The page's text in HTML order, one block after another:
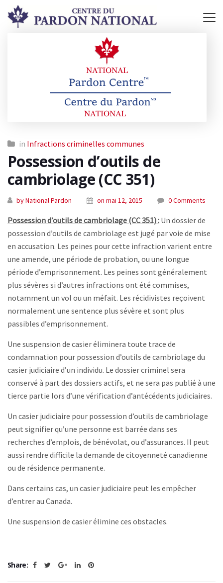
in Infractions criminelles communes
Possession d’outils de
cambriolage (CC 351)
by National Pardon on mai 12, 2015 0 Comments
Possession d’outils de cambriolage (CC 351) : Un dossier de
possession d’outils de cambriolage est jugé par voie de mise
en accusation. Les peines pour cette infraction varient entre
une amende, une période de probation, ou une longue
période d’emprisonnement. Les peines sont généralement
plus sévères si d’autres infractions ont été commises,
notamment un vol ou un méfait. Les récidivistes reçoivent
normalement une sentence plus sévère et sont plus
passibles d’emprisonnement.
Une suspension de casier éliminera toute trace de
condamnation pour possession d’outils de cambriolage du
casier judiciaire d’un individu. Le dossier criminel sera
conservé à part des dossiers actifs, et ne sera pas publié à une
tierce partie lors d’une vérification d’antécédents judiciaires.
Un casier judiciaire pour possession d’outils de cambriolage
peut signifier qu’une personne est barrée dans ses
recherches d’emplois, de bénévolat, ou d’assurances. Il peut
aussi rendre difficile la demande de citoyenneté canadienne
ou de résidence permanente.
Dans certains cas, un casier judiciaire peut les empêcher
d’entrer au Canada.
Une suspension de casier élimine ces obstacles.
Share: